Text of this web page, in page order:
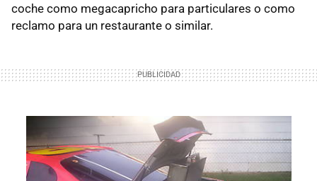
coche como megacapricho para particulares o como
reclamo para un restaurante o similar.